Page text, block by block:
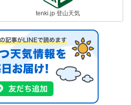
tenki.jp 登山天気